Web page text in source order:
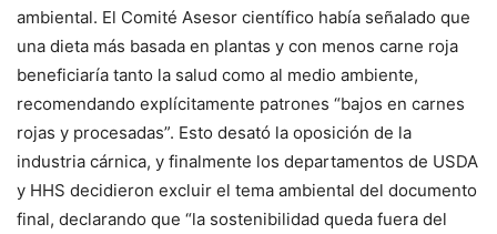
ambiental. El Comité Asesor científico había señalado que
una dieta más basada en plantas y con menos carne roja
beneficiaría tanto la salud como al medio ambiente,
recomendando explícitamente patrones “bajos en carnes
rojas y procesadas”. Esto desató la oposición de la
industria cárnica, y finalmente los departamentos de USDA
y HHS decidieron excluir el tema ambiental del documento
final, declarando que “la sostenibilidad queda fuera del